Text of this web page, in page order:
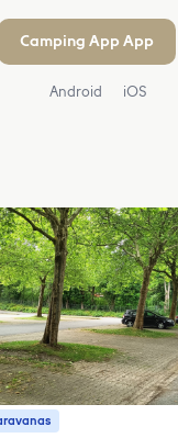
Camping App App
Android iOS